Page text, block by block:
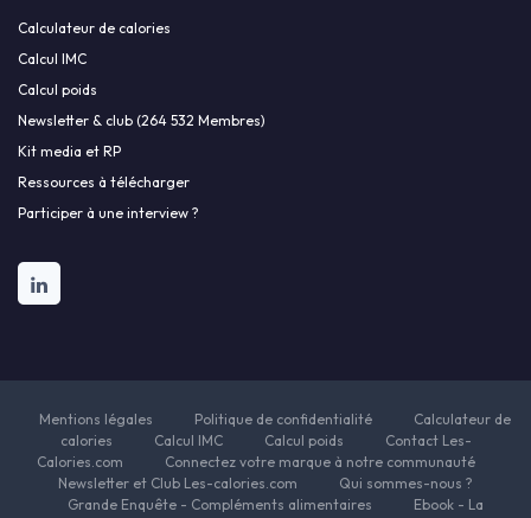
Calculateur de calories
Calcul IMC
Calcul poids
Newsletter & club (264 532 Membres)
Kit media et RP
Ressources à télécharger
Participer à une interview ?
Mentions légales Politique de confidentialité
Calculateur de
calories
Calcul IMC Calcul poids
Contact Les-
Calories.com
Connectez votre marque à notre communauté
Newsletter et Club Les-calories.com
Qui sommes-nous ?
Grande Enquête - Compléments alimentaires
Ebook - La